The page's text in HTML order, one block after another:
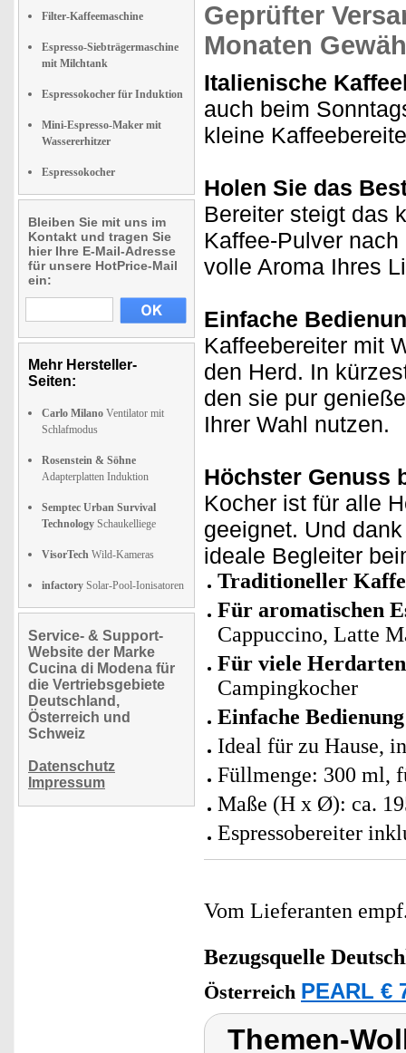
Filter-Kaffeemaschine
Espresso-Siebträgermaschine
mit Milchtank
Espressokocher für Induktion
Mini-Espresso-Maker mit
Wassererhitzer
Espressokocher
Bleiben Sie mit uns im
Kontakt und tragen Sie
hier Ihre E-Mail-Adresse
für unsere HotPrice-Mail
ein:
Mehr Hersteller-
Seiten:
Carlo Milano Ventilator mit
Schlafmodus
Rosenstein & Söhne
Adapterplatten Induktion
Semptec Urban Survival
Technology Schaukelliege
VisorTech Wild-Kameras
infactory Solar-Pool-Ionisatoren
Service- & Support-
Website der Marke
Cucina di Modena für
die Vertriebsgebiete
Deutschland,
Österreich und
Schweiz
Datenschutz
Impressum
Geprüfter
Monaten
Italienische
auch beim
kleine
Holen Sie das
Bereiter steigt das
Kaffee-Pulver
volle Aroma Ihres
Einfache
Kaffeebereiter mit
den Herd. In
den sie pur
Ihrer Wahl nutzen.
Höchster Genuss
Kocher ist für alle
geeignet. Und
ideale Begleiter
Traditioneller
Für aromatischen
Cappuccino, Latte
Für viele
Campingkocher
Einfache
Ideal für zu Hause,
Füllmenge: 300 ml,
Maße (H x Ø): ca.
Espressobereiter
Vom Lieferanten
Bezugsquelle
Österreich PEARL €
Themen-